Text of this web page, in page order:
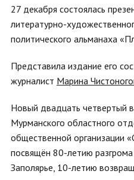
27 декабря состоялась
литературно-
политического альманаха
Представила издание его
журналист Марина
Новый двадцать четвертый
Мурманского областного
общественной организации
посвящён 80-летию
Заполярье, 10-летию